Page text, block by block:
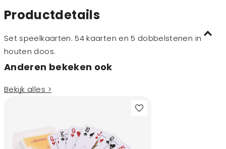
Productdetails
Set speelkaarten. 54 kaarten en 5 dobbelstenen in
houten doos.
Anderen bekeken ook
Bekijk alles >